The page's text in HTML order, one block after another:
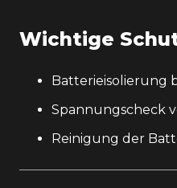
Wichtige
Batterieisolierung
Spannungscheck
Reinigung der